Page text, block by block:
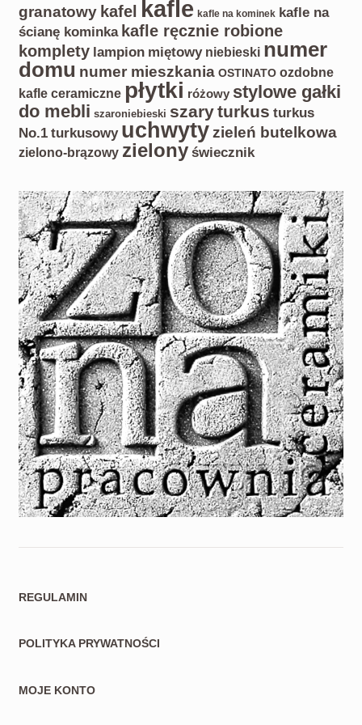
granatowy kafel kafle kafle na kominek kafle na
ścianę kominka kafle ręcznie robione
komplety lampion miętowy niebieski numer
domu numer mieszkania OSTINATO ozdobne
kafle ceramiczne płytki różowy stylowe gałki
do mebli szaroniebieski szaryturkus turkus
No.1 turkusowy uchwyty zieleń butelkowa
zielono-brązowy zielony świecznik
REGULAMIN
POLITYKA PRYWATNOŚCI
MOJE KONTO